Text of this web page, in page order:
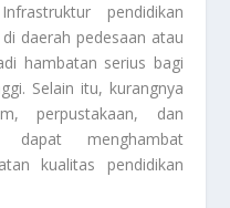
pendidikan
daerah pedesaan atau
hambatan serius bagi
Selain itu, kurangnya
perpustakaan, dan
menghambat
kualitas pendidikan